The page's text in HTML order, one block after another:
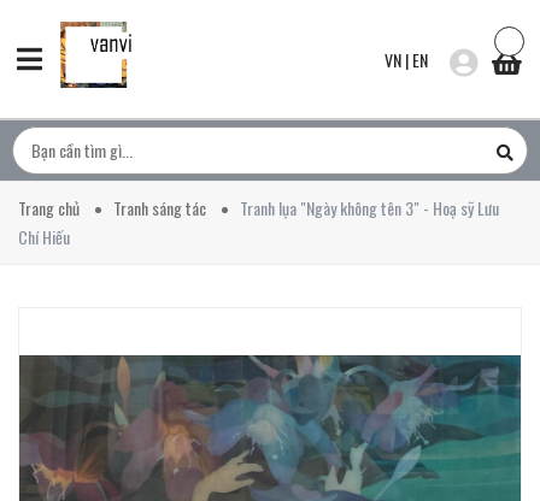
VN|EN
Trang chủ Tranh sáng tác
Tranh lụa "Ngày không tên 3" - Hoạ sỹ Lưu
Chí Hiếu